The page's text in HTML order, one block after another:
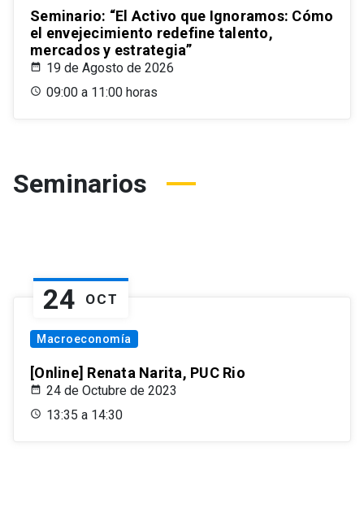
Seminario: “El Activo que Ignoramos: Cómo
el envejecimiento redefine talento,
mercados y estrategia”
19 de Agosto de 2026
09:00 a 11:00 horas
Seminarios
24 OCT
Macroeconomía
[Online] Renata Narita, PUC Rio
24 de Octubre de 2023
13:35 a 14:30